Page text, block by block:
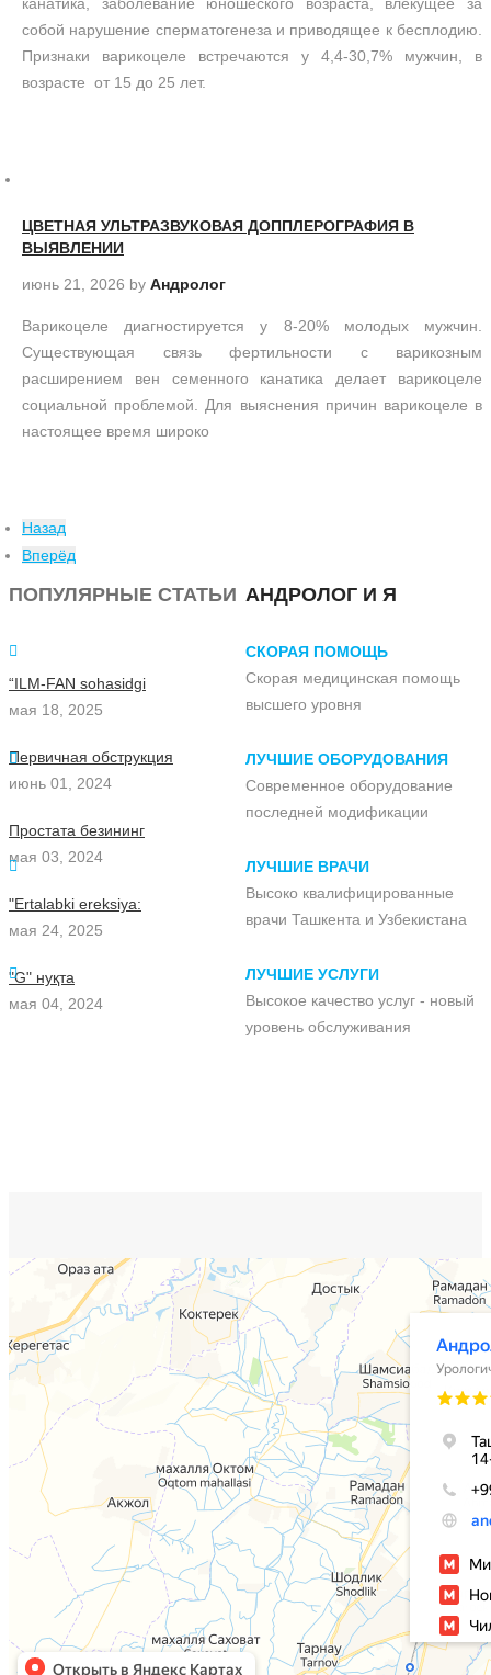
собой нарушение сперматогенеза и приводящее к бесплодию.
Признаки варикоцеле встречаются у 4,4-30,7% мужчин, в
возрасте от 15 до 25 лет.
ЦВЕТНАЯ УЛЬТРАЗВУКОВАЯ ДОППЛЕРОГРАФИЯ В
ВЫЯВЛЕНИИ
июнь 21, 2026 by Андролог
Варикоцеле диагностируется у 8-20% молодых мужчин.
Существующая связь фертильности с варикозным
расширением вен семенного канатика делает варикоцеле
социальной проблемой. Для выяснения причин варикоцеле в
настоящее время широко
Назад
Вперёд
ПОПУЛЯРНЫЕ СТАТЬИ
“ILM-FAN sohasidgi
мая 18, 2025
Первичная обструкция
июнь 01, 2024
Простата безининг
мая 03, 2024
"Ertalabki ereksiya:
мая 24, 2025
"G" нуқта
мая 04, 2024
АНДРОЛОГ И Я
СКОРАЯ ПОМОЩЬ
Скорая медицинская помощь
высшего уровня
ЛУЧШИЕ ОБОРУДОВАНИЯ
Современное оборудование
последней модификации
ЛУЧШИЕ ВРАЧИ
Высоко квалифицированные
врачи Ташкента и Узбекистана
ЛУЧШИЕ УСЛУГИ
Высокое качество услуг - новый
уровень обслуживания